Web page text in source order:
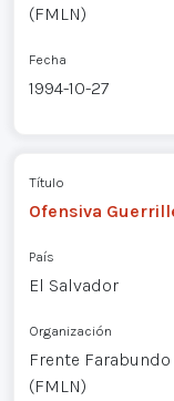
(FMLN)
Fecha
1994-10-27
Título
Ofensiva
País
El Salvador
Organización
Frente
(FMLN)